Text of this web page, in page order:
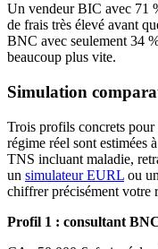
Un vendeur BIC avec 71
de frais très élevé avant
BNC avec seulement 34
beaucoup plus vite.
Simulation
Trois profils concrets
régime réel sont estimées
TNS incluant maladie,
un simulateur EURL ou un
chiffrer précisément votre
Profil 1 : consultant